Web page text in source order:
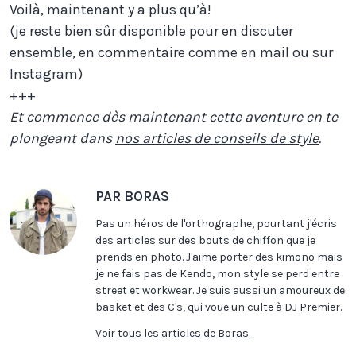
Voilà, maintenant y a plus qu’à!
(je reste bien sûr disponible pour en discuter
ensemble, en commentaire comme en mail ou sur
Instagram)
+++
Et commence dès maintenant cette aventure en te
plongeant dans nos articles de conseils de style.
PAR BORAS
Pas un héros de l'orthographe, pourtant j'écris
des articles sur des bouts de chiffon que je
prends en photo. J'aime porter des kimono mais
je ne fais pas de Kendo, mon style se perd entre
street et workwear. Je suis aussi un amoureux de
basket et des C's, qui voue un culte à DJ Premier.
Voir tous les articles de Boras.